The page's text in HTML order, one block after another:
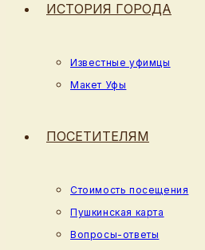
ИСТОРИЯ ГОРОДА
Известные уфимцы
Макет Уфы
ПОСЕТИТЕЛЯМ
Стоимость посещения
Пушкинская карта
Вопросы-ответы